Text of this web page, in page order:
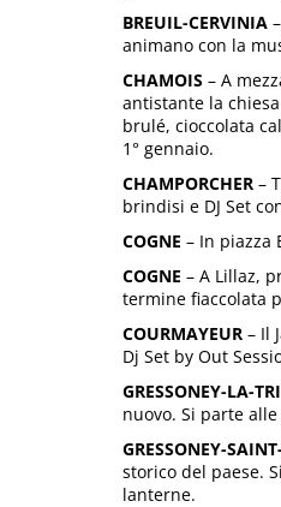
BREUIL-CERVINIA
animano con la
CHAMOIS – A
antistante la
brulé, cioccolata
1° gennaio.
CHAMPORCHER –
brindisi e DJ Set
COGNE – In piazza
COGNE – A Lillaz,
termine fiaccolata
COURMAYEUR – Il
Dj Set by Out
GRESSONEY-LA-
nuovo. Si parte alle
GRESSONEY-
storico del paese.
lanterne.